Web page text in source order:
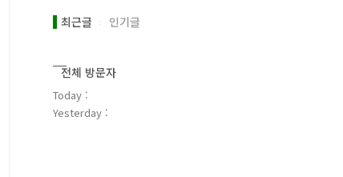
최근글 인기글
전체 방문자
Today :
Yesterday :